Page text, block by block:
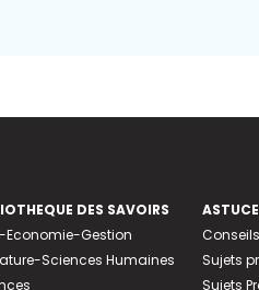
DES SAVOIRS
Economie-Gestion
Sciences Humaines
Sujets
Sujets